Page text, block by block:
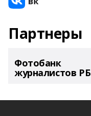
Партнеры
Фотобанк
журналистов РБ